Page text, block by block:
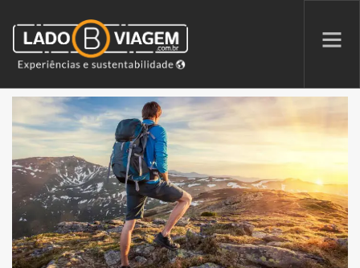
PROMOÇÕES
QUEM SOMOS
PARCERIAS
NA MÍDIA
PATAS AO ALTO